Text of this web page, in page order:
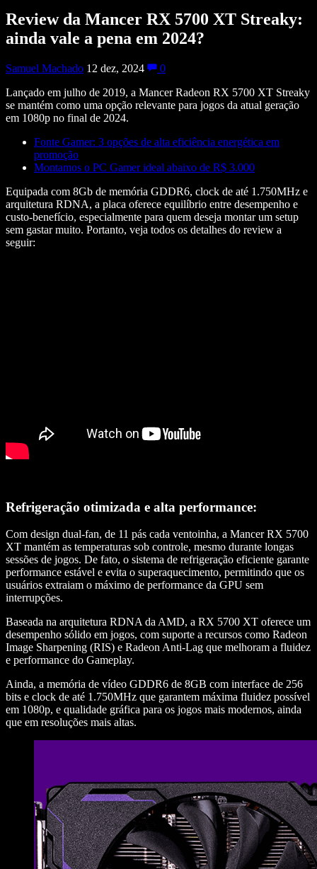
Review da Mancer RX 5700 XT Streaky:
ainda vale a pena em 2024?
Samuel Machado 12 dez, 2024
0
Lançado em julho de 2019, a Mancer Radeon RX 5700 XT Streaky
se mantém como uma opção relevante para jogos da atual geração
em 1080p no final de 2024.
Fonte Gamer: 3 opções de alta eficiência energética em
promoção
Montamos o PC Gamer ideal abaixo de R$ 3.000
Equipada com 8Gb de memória GDDR6, clock de até 1.750MHz e
arquitetura RDNA, a placa oferece equilíbrio entre desempenho e
custo-benefício, especialmente para quem deseja montar um setup
sem gastar muito. Portanto, veja todos os detalhes do review a
seguir:
Refrigeração otimizada e alta performance:
Com design dual-fan, de 11 pás cada ventoinha, a Mancer RX 5700
XT mantém as temperaturas sob controle, mesmo durante longas
sessões de jogos. De fato, o sistema de refrigeração eficiente garante
performance estável e evita o superaquecimento, permitindo que os
usuários extraiam o máximo de performance da GPU sem
interrupções.
Baseada na arquitetura RDNA da AMD, a RX 5700 XT oferece um
desempenho sólido em jogos, com suporte a recursos como Radeon
Image Sharpening (RIS) e Radeon Anti-Lag que melhoram a fluidez
e performance do Gameplay.
Ainda, a memória de vídeo GDDR6 de 8GB com interface de 256
bits e clock de até 1.750MHz que garantem máxima fluidez possível
em 1080p, e qualidade gráfica para os jogos mais modernos, ainda
que em resoluções mais altas.